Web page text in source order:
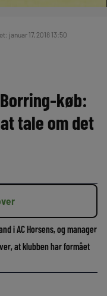
januar 17, 2018 13:50
køb:
tale om det
i AC Horsens, og manager
at klubben har formået